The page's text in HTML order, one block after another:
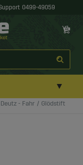
0499-49059
▼
Deutz - Fahr Glödstift